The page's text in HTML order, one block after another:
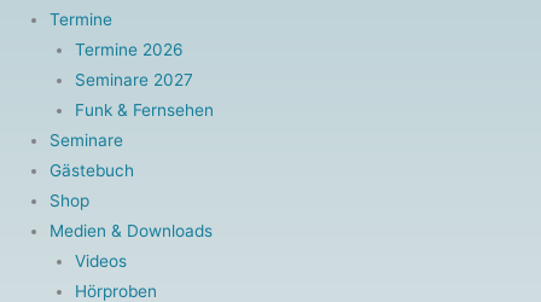
o
o
k
-
f
b
e
g
r
a
Termine
Termine 2026
Seminare 2027
Funk & Fernsehen
Seminare
Gästebuch
Shop
Medien & Downloads
Videos
Hörproben